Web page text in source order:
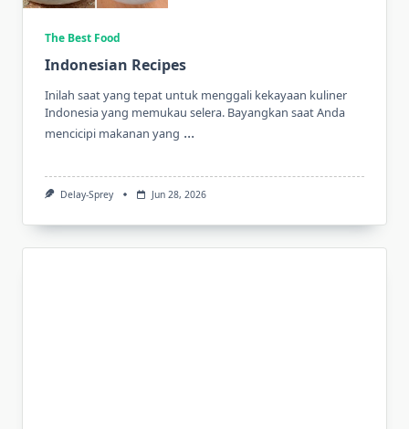
The Best Food
Indonesian Recipes
Inilah saat yang tepat untuk menggali kekayaan kuliner
Indonesia yang memukau selera. Bayangkan saat Anda
mencicipi makanan yang ...
Delay-Sprey Jun 28, 2026